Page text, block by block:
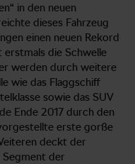
in den neuen
dieses Fahrzeug
einen neuen Rekord
die Schwelle
werden durch weitere
wie das Flaggschiff
sowie das SUV
Ende 2017 durch den
erste gorße
deckt der
Segment der